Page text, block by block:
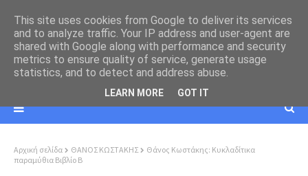
Αρχική σελίδα ΘΑΝΟΣ ΚΩΣΤΑΚΗΣ
Θάνος Κωστάκης: Κυκλαδίτικα
παραμύθια Βιβλίο Β
This site uses cookies from Google to deliver its services
and to analyze traffic. Your IP address and user-agent are
shared with Google along with performance and security
metrics to ensure quality of service, generate usage
statistics, and to detect and address abuse.
LEARN MORE GOT IT